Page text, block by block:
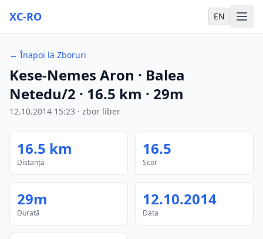
XC-RO EN
← Înapoi la Zboruri
Kese-Nemes Aron · Balea
Netedu/2 · 16.5 km · 29m
12.10.2014 15:23 · zbor liber
16.5 km
Distanță
16.5
Scor
29m
Durată
12.10.2014
Data